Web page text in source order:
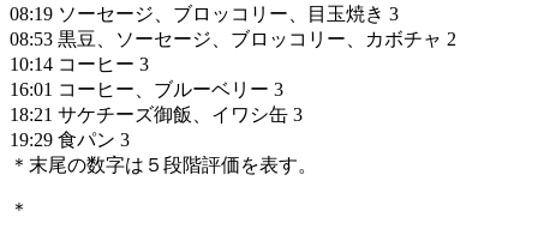
08:19 ソーセージ、ブロッコリー、目玉焼き 3
08:53 黒豆、ソーセージ、ブロッコリー、カボチャ 2
10:14 コーヒー 3
16:01 コーヒー、ブルーベリー 3
18:21 サケチーズ御飯、イワシ缶 3
19:29 食パン 3
＊末尾の数字は５段階評価を表す。
＊